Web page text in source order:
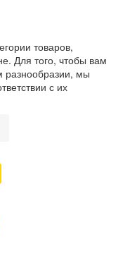
товаров,
Для того, чтобы вам
разнообразии, мы
с их